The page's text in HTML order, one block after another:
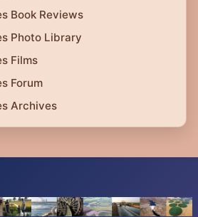
Book Reviews
Photo Library
Films
Forum
Archives